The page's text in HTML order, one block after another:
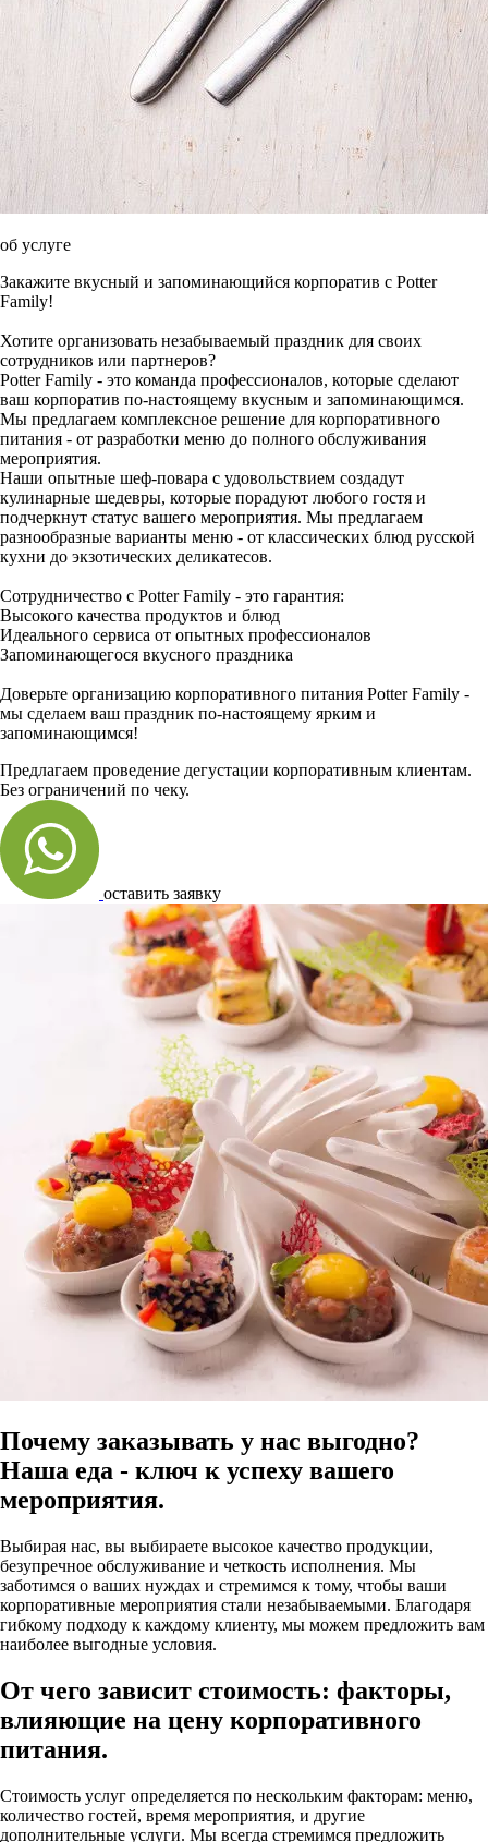
об услуге
Закажите вкусный и запоминающийся корпоратив с Potter
Family!
Хотите организовать незабываемый праздник для своих
сотрудников или партнеров?
Potter Family - это команда профессионалов, которые сделают
ваш корпоратив по-настоящему вкусным и запоминающимся.
Мы предлагаем комплексное решение для корпоративного
питания - от разработки меню до полного обслуживания
мероприятия.
Наши опытные шеф-повара с удовольствием создадут
кулинарные шедевры, которые порадуют любого гостя и
подчеркнут статус вашего мероприятия. Мы предлагаем
разнообразные варианты меню - от классических блюд русской
кухни до экзотических деликатесов.
Сотрудничество с Potter Family - это гарантия:
Высокого качества продуктов и блюд
Идеального сервиса от опытных профессионалов
Запоминающегося вкусного праздника
Доверьте организацию корпоративного питания Potter Family -
мы сделаем ваш праздник по-настоящему ярким и
запоминающимся!
Предлагаем проведение дегустации корпоративным клиентам.
Без ограничений по чеку.
оставить заявку
Почему заказывать у нас выгодно?
Наша еда - ключ к успеху вашего
мероприятия.
Выбирая нас, вы выбираете высокое качество продукции,
безупречное обслуживание и четкость исполнения. Мы
заботимся о ваших нуждах и стремимся к тому, чтобы ваши
корпоративные мероприятия стали незабываемыми. Благодаря
гибкому подходу к каждому клиенту, мы можем предложить вам
наиболее выгодные условия.
От чего зависит стоимость: факторы,
влияющие на цену корпоративного
питания.
Стоимость услуг определяется по нескольким факторам: меню,
количество гостей, время мероприятия, и другие
дополнительные услуги. Мы всегда стремимся предложить